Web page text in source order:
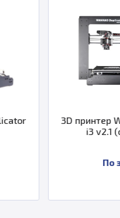
Wanhao Duplicator
i3 v2.1 (со стеклом)